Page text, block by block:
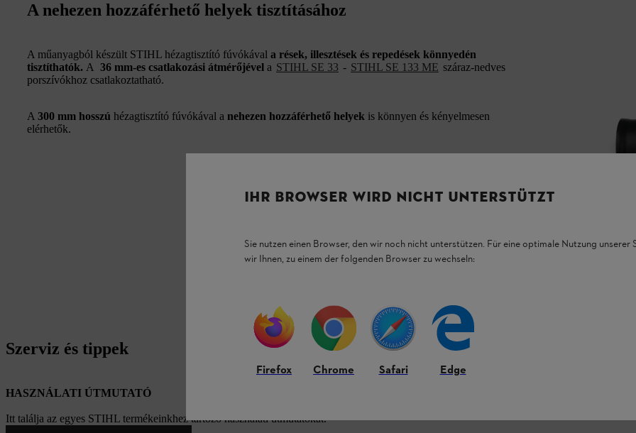
A nehezen hozzáférhető helyek tisztításához
A műanyagból készült STIHL hézagtisztító fúvókával a rések, illesztések és repedések könnyedén
tisztíthatók. A 36 mm-es csatlakozási átmérőjével a STIHL SE 33 - STIHL SE 133 ME száraz-nedves
porszívókhoz csatlakoztatható.
A 300 mm hosszú hézagtisztító fúvókával a nehezen hozzáférhető helyek is könnyen és kényelmesen
elérhetők.
Szerviz és tippek
HASZNÁLATI ÚTMUTATÓ
Itt találja az egyes STIHL termékeinkhez tartozó használati útmutatókat.
IHR BROWSER WIRD NICHT UNTERSTÜTZT
Sie nutzen einen Browser, den wir noch nicht unterstützen. Für eine optimale Nutzung unserer
wir Ihnen, zu einem der folgenden Browser zu wechseln:
Firefox Chrome Safari Edge